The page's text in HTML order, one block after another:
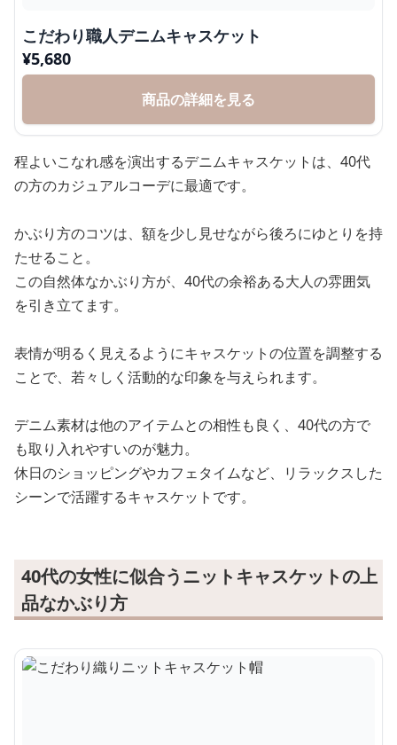
こだわり職人デニムキャスケット
¥5,680
商品の詳細を見る
程よいこなれ感を演出するデニムキャスケットは、40代
の方のカジュアルコーデに最適です。
かぶり方のコツは、額を少し見せながら後ろにゆとりを持
たせること。
この自然体なかぶり方が、40代の余裕ある大人の雰囲気
を引き立てます。
表情が明るく見えるようにキャスケットの位置を調整する
ことで、若々しく活動的な印象を与えられます。
デニム素材は他のアイテムとの相性も良く、40代の方で
も取り入れやすいのが魅力。
休日のショッピングやカフェタイムなど、リラックスした
シーンで活躍するキャスケットです。
40代の女性に似合うニットキャスケットの上
品なかぶり方